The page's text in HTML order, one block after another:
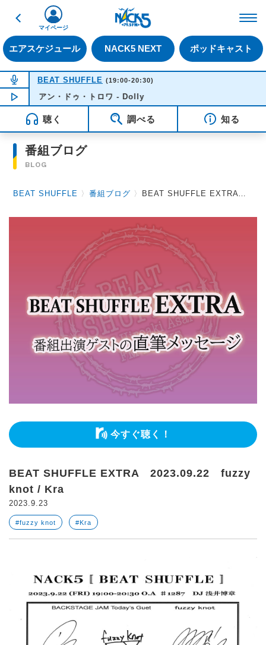
戻る
エアスケジュール NACK5 NEXT ポッドキャスト
マイページ
NOW ON AIR
BEAT SHUFFLE (19:00-20:30)
NOW PLAYING 20:10
アン・ドゥ・トロワ - Dolly
聴く 調べる 知る
番組ブログ
BLOG
BEAT SHUFFLE 〉番組ブログ 〉 BEAT SHUFFLE EXTRA 2023.09.22 fuzzy knot / Kra
今すぐ聴く！
BEAT SHUFFLE EXTRA 2023.09.22 fuzzy
knot / Kra
2023.9.23
#fuzzy knot #Kra